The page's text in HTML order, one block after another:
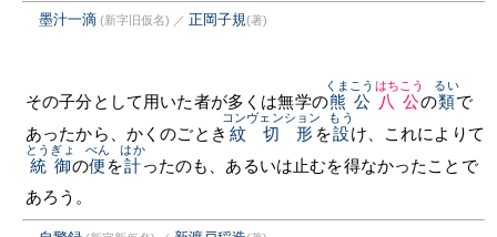
墨汁一滴 (新字旧仮名) ／ 正岡子規(著)
その子分として用いた者が多くは無学の熊公
くまこう
八公
はちこう
の類
るい
で
あったから、かくのごとき 紋切形
コンヴェンション
を設
もう
け、これによりて
統御
とうぎょ
の便
べん
を計
はか
ったのも、あるいは止むを得なかったことで
あろう。